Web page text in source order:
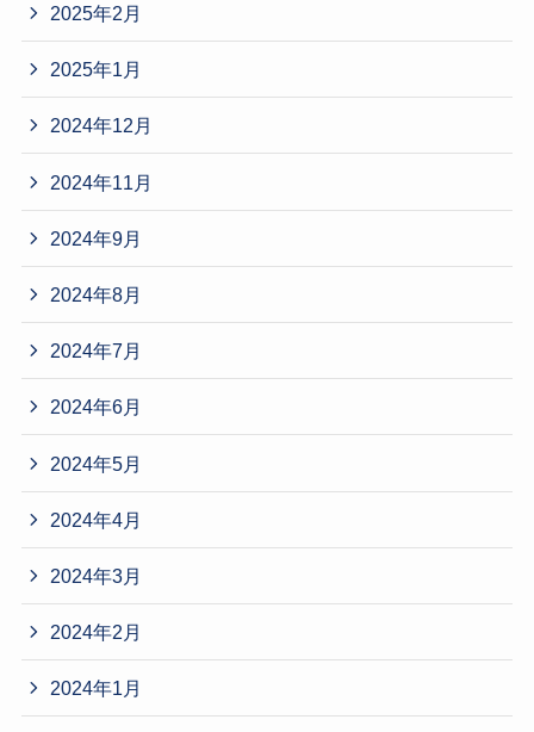
2025年2月
2025年1月
2024年12月
2024年11月
2024年9月
2024年8月
2024年7月
2024年6月
2024年5月
2024年4月
2024年3月
2024年2月
2024年1月